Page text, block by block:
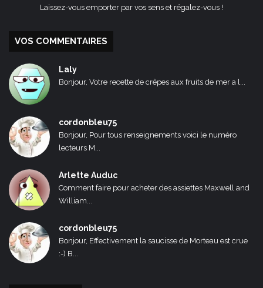
Laissez-vous emporter par vos sens et régalez-vous !
VOS COMMENTAIRES
Laly
Bonjour, Votre recette de crêpes aux fruits de mer a l...
cordonbleu75
Bonjour, Pour tous renseignements voici le numéro
lecteurs M...
Arlette Auduc
Comment faire pour acheter des assiettes Maxwell and
William...
cordonbleu75
Bonjour, Effectivement la saucisse de Morteau est crue
:-) B...